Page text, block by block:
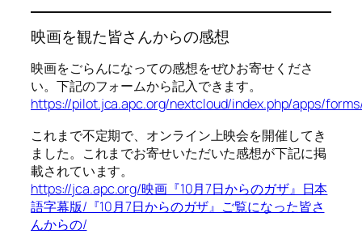
映画を観た皆さんからの感想
映画をごらんになっての感想をぜひお寄せくださ
い。下記のフォームから記入できます。
https://pilot.jca.apc.org/nextcloud/index.php/apps/
これまで不定期で、オンライン上映会を開催してき
ました。これまでお寄せいただいた感想が下記に掲
載されています。
https://jca.apc.org/映画『10月7日からのガザ』日本
語字幕版/『10月7日からのガザ』ご覧になった皆さ
んからの/